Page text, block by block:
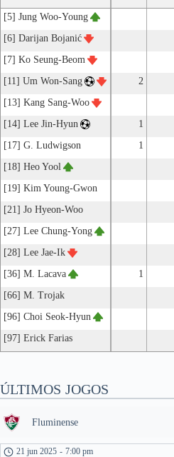
[5] Jung Woo-Young
[6] Darijan Bojanić
[7] Ko Seung-Beom
[11] Um Won-Sang
2
[13] Kang Sang-Woo
[14] Lee Jin-Hyun
1
[17] G. Ludwigson
1
[18] Heo Yool
[19] Kim Young-Gwon
[21] Jo Hyeon-Woo
[27] Lee Chung-Yong
[28] Lee Jae-Ik
[36] M. Lacava
1
[66] M. Trojak
[96] Choi Seok-Hyun
[97] Erick Farias
ÚLTIMOS JOGOS
Fluminense
21 jun 2025 - 7:00 pm